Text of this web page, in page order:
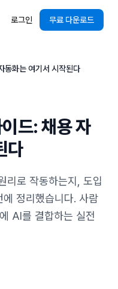
로그인 무료 다운로드
동화는 여기서 시작된다
드: 채용 자
다
리로 작동하는지, 도입
정리했습니다. 사람
AI를 결합하는 실전